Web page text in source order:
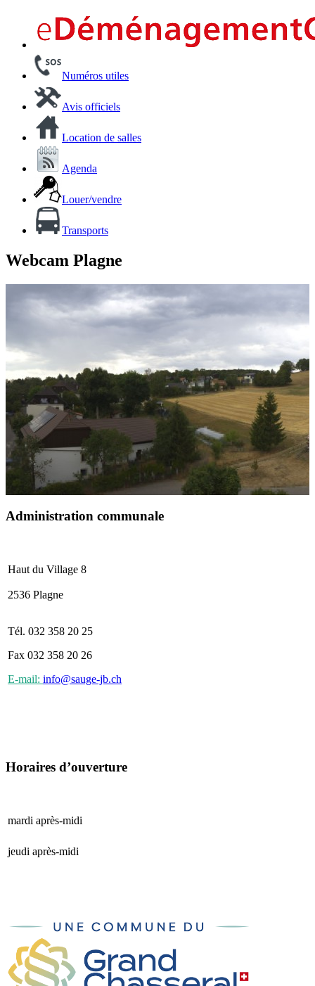
Numéros utiles
Avis officiels
Location de salles
Agenda
Louer/vendre
Transports
Webcam Plagne
Administration communale
Haut du Village 8
2536 Plagne
Tél. 032 358 20 25
Fax 032 358 20 26
E-mail: info@sauge-jb.ch
Horaires d’ouverture
mardi après-midi
jeudi après-midi